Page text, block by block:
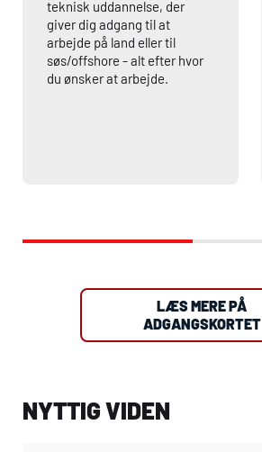
teknisk uddannelse, der
giver dig adgang til at
arbejde på land eller til
søs/offshore - alt efter hvor
du ønsker at arbejde.
LÆS MERE PÅ
ADGANGSKORTET
NYTTIG VIDEN